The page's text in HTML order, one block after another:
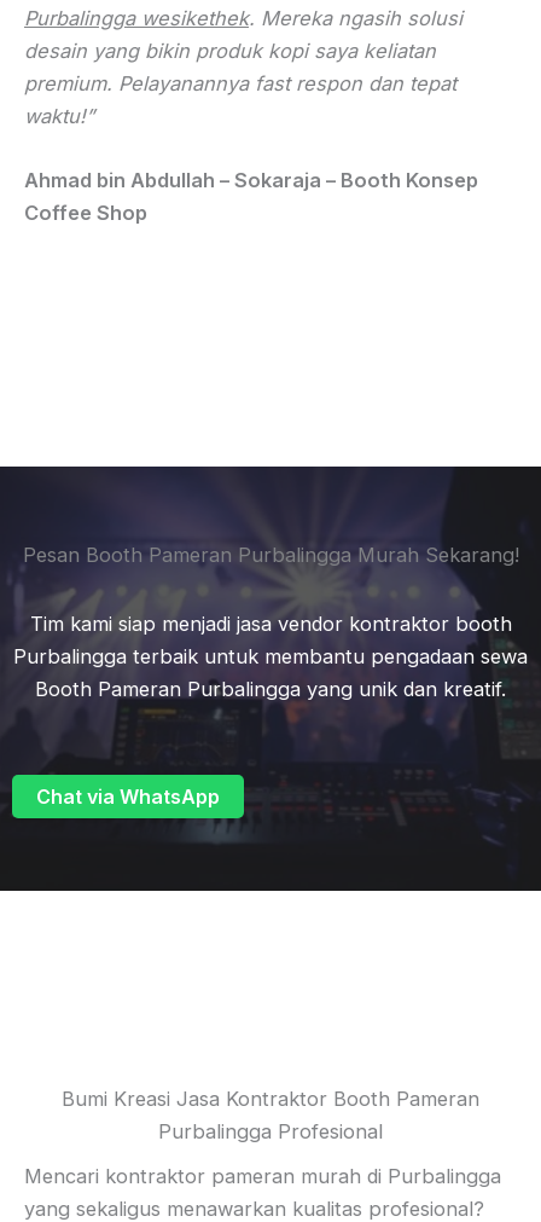
Purbalingga wesikethek. Mereka ngasih solusi
desain yang bikin produk kopi saya keliatan
premium. Pelayanannya fast respon dan tepat
waktu!”
Ahmad bin Abdullah – Sokaraja – Booth Konsep
Coffee Shop
Pesan Booth Pameran Purbalingga Murah Sekarang!
Tim kami siap menjadi jasa vendor kontraktor booth
Purbalingga terbaik untuk membantu pengadaan sewa
Booth Pameran Purbalingga yang unik dan kreatif.
Chat via WhatsApp
Bumi Kreasi Jasa Kontraktor Booth Pameran
Purbalingga Profesional
Mencari kontraktor pameran murah di Purbalingga
yang sekaligus menawarkan kualitas profesional?